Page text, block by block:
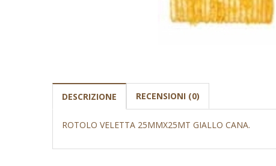
DESCRIZIONE RECENSIONI (0)
ROTOLO VELETTA 25MMX25MT GIALLO CANA.